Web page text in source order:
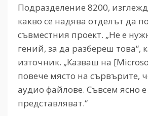
Подразделение 8200,
какво се надява отделът да
съвместния проект. „Не е
гений, за да разбереш това“,
източник. „Казваш на
повече място на сървърите,
аудио файлове. Съвсем ясно е
представляват.“